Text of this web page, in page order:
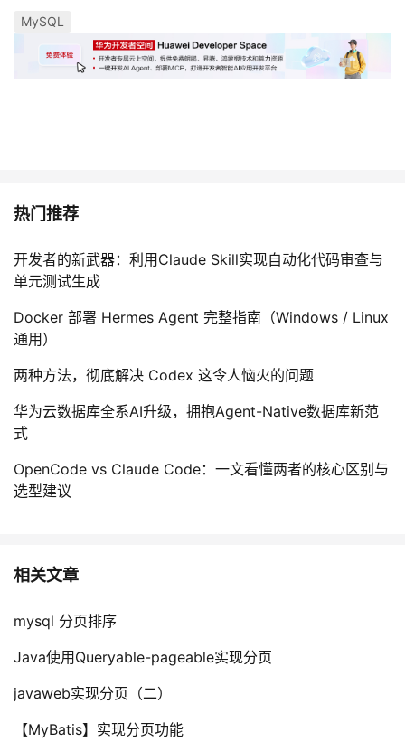
MySQL
热门推荐
开发者的新武器：利用Claude Skill实现自动化代码审查与
单元测试生成
Docker 部署 Hermes Agent 完整指南（Windows / Linux
通用）
两种方法，彻底解决 Codex 这令人恼火的问题
华为云数据库全系AI升级，拥抱Agent-Native数据库新范
式
OpenCode vs Claude Code：一文看懂两者的核心区别与
选型建议
相关文章
mysql 分页排序
Java使用Queryable-pageable实现分页
javaweb实现分页（二）
【MyBatis】实现分页功能